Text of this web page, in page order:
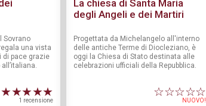
Sovrano
una vista
di pace grazie
★★★★★
1 recensione
La chiesa di Santa Maria
degli Angeli e dei Martiri
Progettata da Michelangelo all'interno
delle antiche Terme di Diocleziano, è
oggi la Chiesa di Stato destinata alle
celebrazioni ufficiali della Repubblica.
☆☆☆☆☆
NUOVO!